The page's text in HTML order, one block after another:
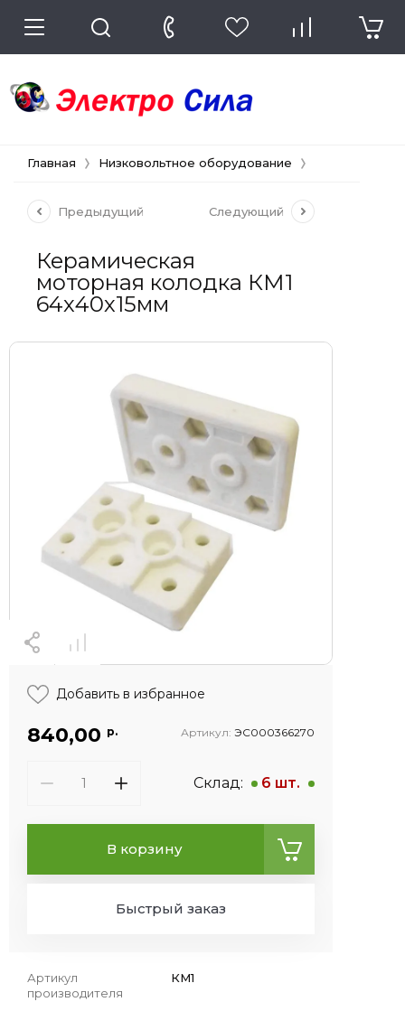
Главная Низковольтное оборудование
Предыдущий Следующий
Керамическая
моторная колодка КМ1
64х40х15мм
Артикул
производителя
КМ1
Добавить в избранное
840,00 р. Артикул: ЭС000366270
Склад: 6 шт.
В корзину
Быстрый заказ